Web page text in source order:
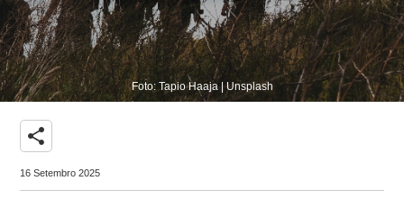
Foto: Tapio Haaja | Unsplash
share
16 Setembro 2025